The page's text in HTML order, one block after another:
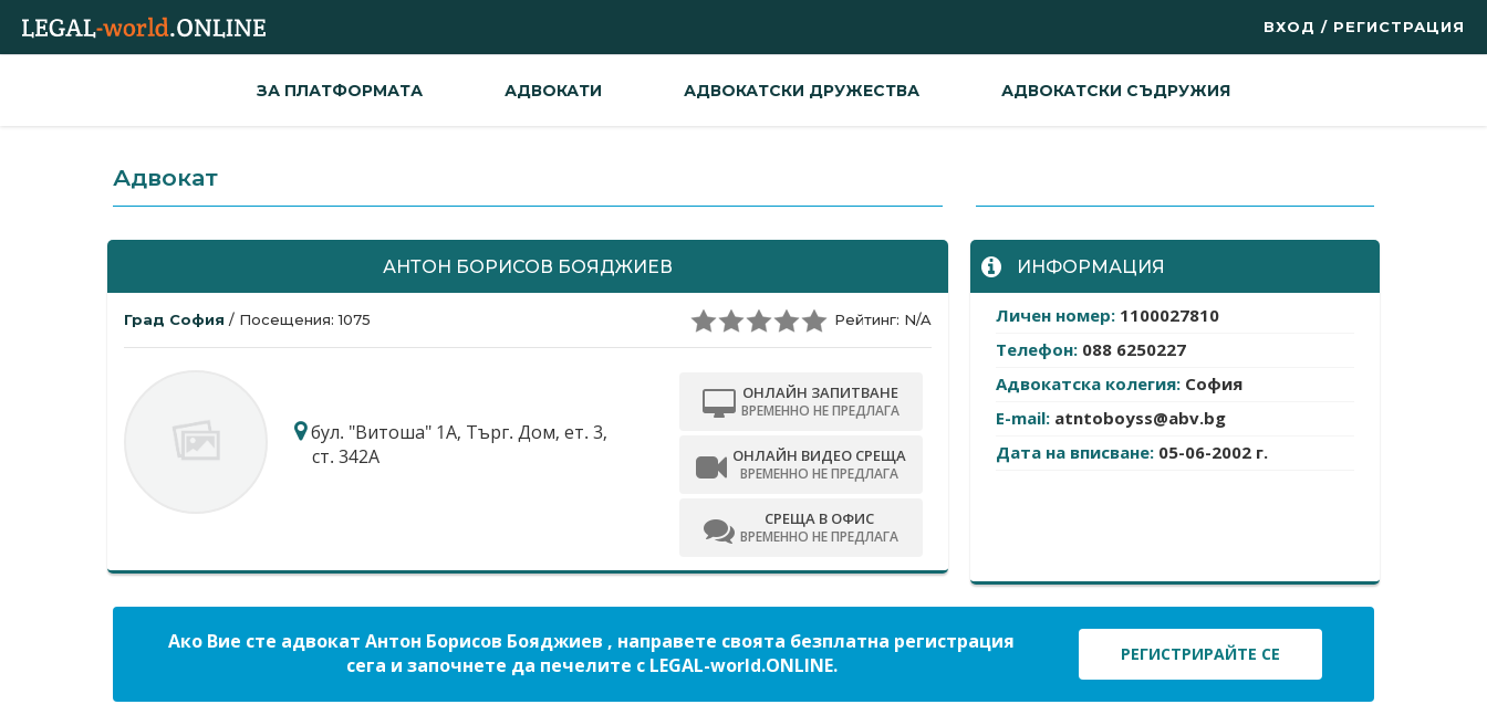
ВХОД / РЕГИСТРАЦИЯ
ЗА ПЛАТФОРМАТА АДВОКАТИ АДВОКАТСКИ ДРУЖЕСТВА АДВОКАТСКИ СЪДРУЖИЯ
Адвокат
АНТОН БОРИСОВ БОЯДЖИЕВ
Град София / Посещения: 1075 Рейтинг: N/A
бул. "Витоша" 1А, Търг. Дом, ет. 3,
ст. 342А
ОНЛАЙН ЗАПИТВАНЕ
ВРЕМЕННО НЕ ПРЕДЛАГА
ОНЛАЙН ВИДЕО СРЕЩА
ВРЕМЕННО НЕ ПРЕДЛАГА
СРЕЩА В ОФИС
ВРЕМЕННО НЕ ПРЕДЛАГА
ИНФОРМАЦИЯ
Личен номер: 1100027810
Телефон: 088 6250227
Адвокатска колегия: София
E-mail: atntoboyss@abv.bg
Дата на вписване: 05-06-2002 г.
Ако Вие сте адвокат Антон Борисов Бояджиев , направете своята безплатна регистрация
сега и започнете да печелите с LEGAL-world.ONLINE.
РЕГИСТРИРАЙТЕ СЕ